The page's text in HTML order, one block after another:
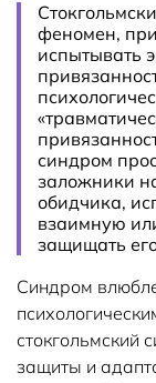
феномен,
испытывать
синдром
заложники
обидчика,
взаимную
защищать
Синдром
стокгольмский
защиты и